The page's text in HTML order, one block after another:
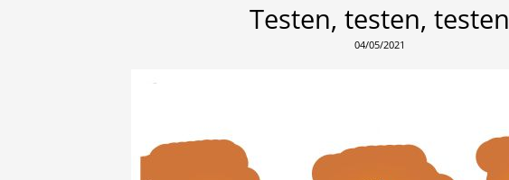
Testen, testen, testen
04/05/2021